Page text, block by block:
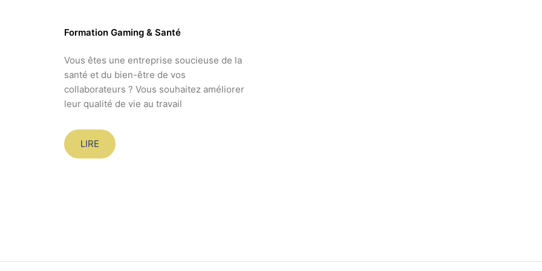
Formation Gaming & Santé
Vous êtes une entreprise soucieuse de la
santé et du bien-être de vos
collaborateurs ? Vous souhaitez améliorer
leur qualité de vie au travail
LIRE